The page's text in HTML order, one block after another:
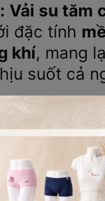
Vải su tăm
đặc tính
khí, mang
suốt cả
trợ vừa đủ, không gây
nhiên, giúptôn dáng
tối đa.
chắnvà dây vai điều